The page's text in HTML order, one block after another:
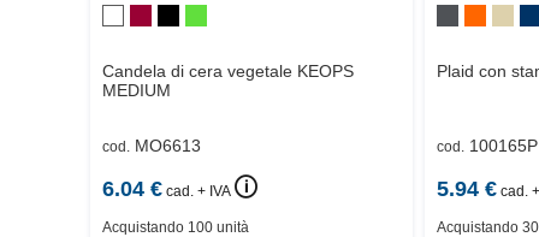
Candela di cera vegetale KEOPS
MEDIUM
cod. MO6613
6.04 € cad. + IVA 🛈
Acquistando 100 unità
Plaid con
cod.
5.94€ cad.
Acquistando